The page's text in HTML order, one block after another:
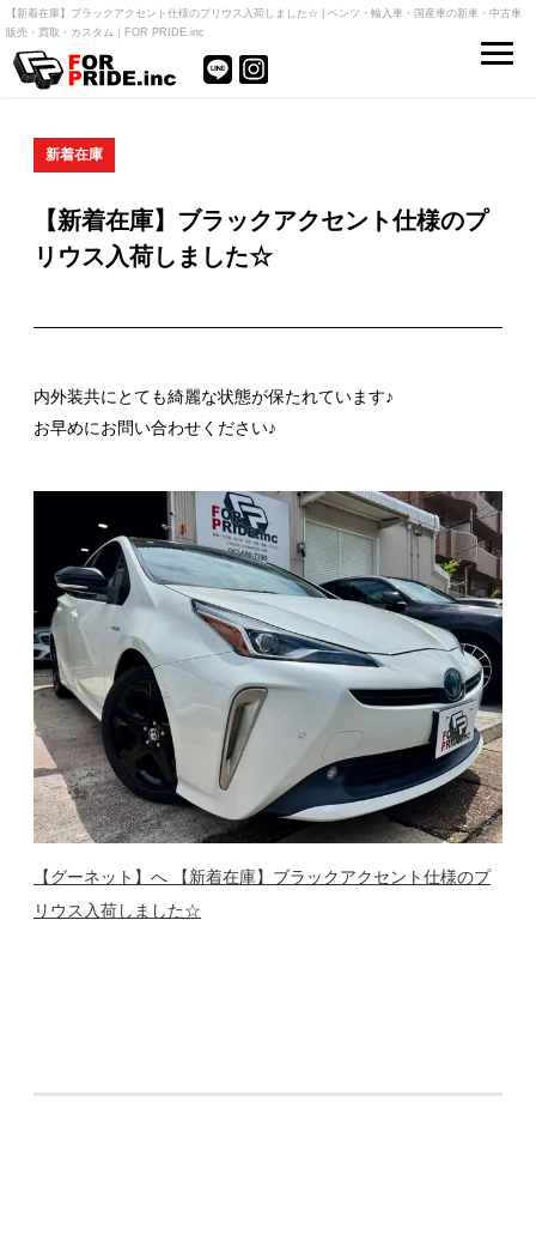
【新着在庫】ブラックアクセント仕様のプリウス入荷しました☆ | ベンツ・輸入車・国産車の新車・中古車
販売・買取・カスタム｜FOR PRIDE.inc
新着在庫
【新着在庫】ブラックアクセント仕様のプ
リウス入荷しました☆
内外装共にとても綺麗な状態が保たれています♪
お早めにお問い合わせください♪
【グーネット】へ 【新着在庫】ブラックアクセント仕様のプ
リウス入荷しました☆